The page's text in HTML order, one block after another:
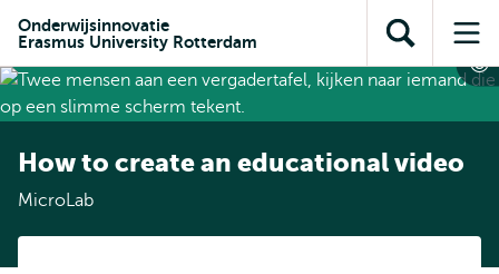
inhoud
gaan
gaan
Direct naar
subnavigatie
Onderwijsinnovatie
Erasmus University Rotterdam
Toon
zoekveld
How to create an educational video
MicroLab